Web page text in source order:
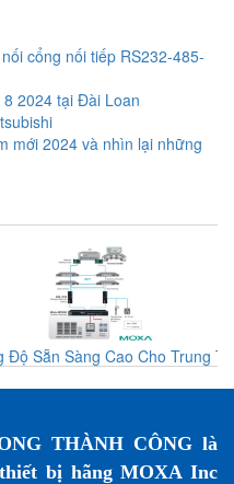
cổng nối tiếp RS232-485-
2024 tại Đài Loan
mới 2024 và nhìn lại những
Đảm Bảo Vận Hành Mạng Ổn
THÀNH CÔNG là
bị hãng MOXA Inc